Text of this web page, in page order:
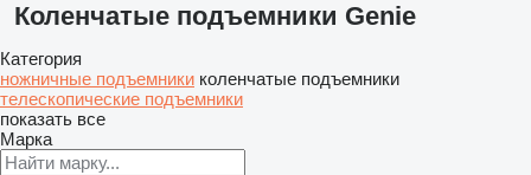
Коленчатые подъемники Genie
Категория
ножничные подъемники коленчатые подъемники
телескопические подъемники
показать все
Марка